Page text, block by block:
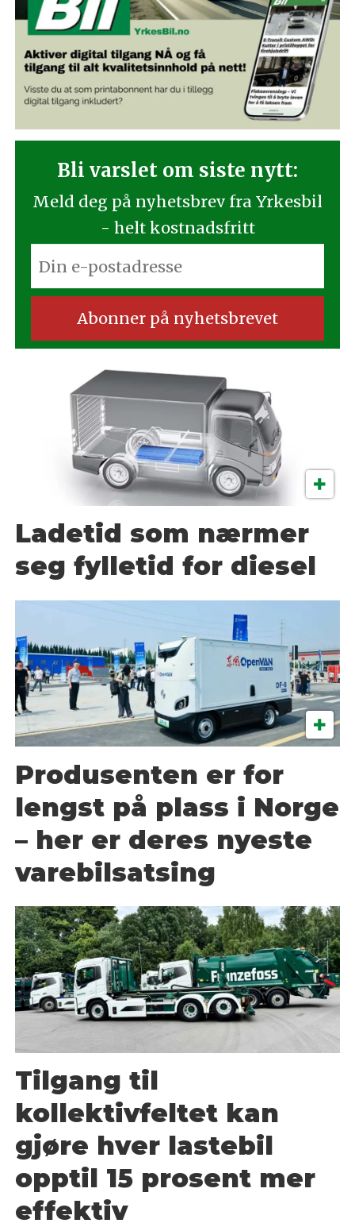
Bli varslet om siste nytt:
Meld deg på nyhetsbrev fra Yrkesbil
- helt kostnadsfritt
Ladetid som nærmer
seg fylletid for diesel
Produsenten er for
lengst på plass i Norge
– her er deres nyeste
varebilsatsing
Tilgang til
kollektivfeltet kan
gjøre hver lastebil
opptil 15 prosent mer
effektiv